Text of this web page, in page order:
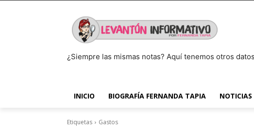
¿Siempre las mismas notas? Aquí tenemos otros datos
INICIO BIOGRAFÍA FERNANDA TAPIA NOTICIAS
Etiquetas Gastos